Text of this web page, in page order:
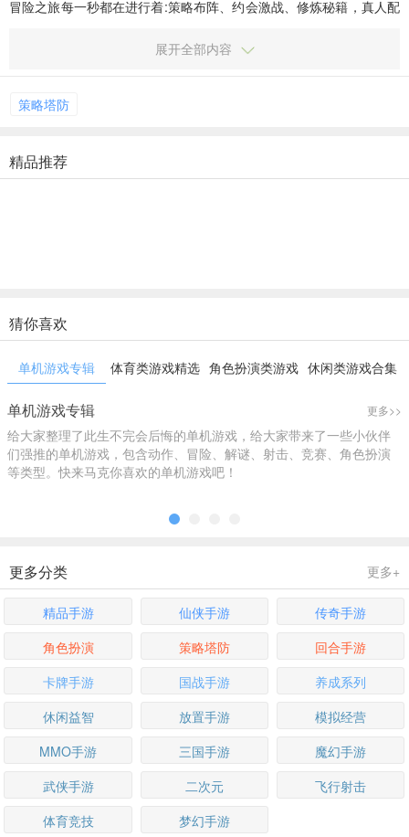
冒险之旅每一秒都在进行着:策略布阵、约会激战、修炼秘籍，真人配
展开全部内容
策略塔防
精品推荐
猜你喜欢
单机游戏专辑
体育类游戏精选 角色扮演类游戏 休闲类游戏合集
单机游戏专辑 更多>>
给大家整理了此生不完会后悔的单机游戏，给大家带来了一些小伙伴
们强推的单机游戏，包含动作、冒险、解谜、射击、竞赛、角色扮演
等类型。快来马克你喜欢的单机游戏吧！
更多+
更多分类
精品手游 仙侠手游
传奇手游
角色扮演
策略塔防
回合手游
卡牌手游
国战手游
养成系列
休闲益智
放置手游
模拟经营
MMO手游
三国手游
魔幻手游
武侠手游
二次元
飞行射击
体育竞技
梦幻手游